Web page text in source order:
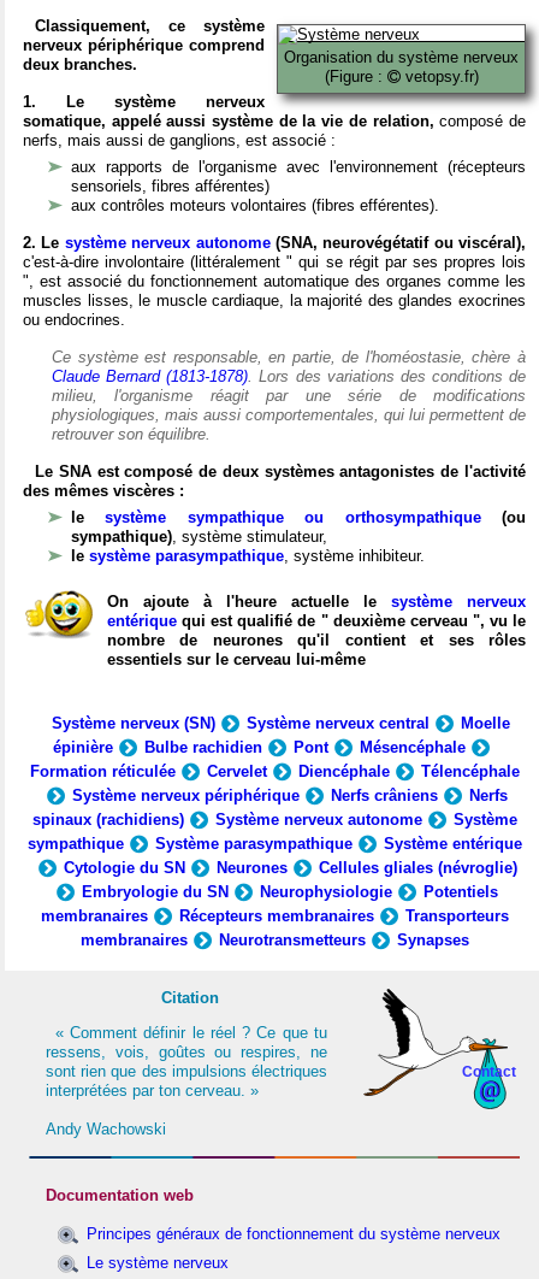
Organisation du système nerveux
(Figure :
vetopsy.fr)
Classiquement, ce système
nerveux périphérique comprend
deux branches.
1. Le système nerveux
somatique, appelé aussi système de la vie de relation, composé de
nerfs, mais aussi de ganglions, est associé :
aux rapports de l'organisme avec l'environnement (récepteurs
sensoriels, fibres afférentes)
aux contrôles moteurs volontaires (fibres efférentes).
2. Le système nerveux autonome(SNA, neurovégétatif ou viscéral),
c'est-à-dire involontaire (littéralement " qui se régit par ses propres lois
", est associé du fonctionnement automatique des organes comme les
muscles lisses, le muscle cardiaque, la majorité des glandes exocrines
ou endocrines.
Ce système est responsable, en partie, de l'homéostasie, chère à
Claude Bernard (1813-1878). Lors des variations des conditions de
milieu, l'organisme réagit par une série de modifications
physiologiques, mais aussi comportementales, qui lui permettent de
retrouver son équilibre.
Le SNA est composé de deux systèmes antagonistes de l'activité
des mêmes viscères :
lesystème sympathique ou orthosympathique(ou
sympathique), système stimulateur,
le système parasympathique, système inhibiteur.
On ajoute à l'heure actuelle le système nerveux
entérique qui est qualifié de " deuxième cerveau ", vu le
nombre de neurones qu'il contient et ses rôles
essentiels sur le cerveau lui-même
Système nerveux (SN) Système nerveux central
Moelle
épinière
Bulbe rachidien Pont
Mésencéphale
Formation réticulée
Cervelet Diencéphale
Télencéphale
Système nerveux périphérique
Nerfs crâniens
Nerfs
spinaux (rachidiens)
Système nerveux autonome
Système
sympathique
Système parasympathique
Système entérique
Cytologie du SN
Neurones
Cellules gliales (névroglie)
Embryologie du SN
Neurophysiologie
Potentiels
membranaires
Récepteurs membranaires
Transporteurs
membranaires
Neurotransmetteurs Synapses
Contact
Citation
« Comment définir le réel ? Ce que tu
ressens, vois, goûtes ou respires, ne
sont rien que des impulsions électriques
interprétées par ton cerveau. »
Andy Wachowski
Documentation web
Principes généraux de fonctionnement du système nerveux
Le système nerveux